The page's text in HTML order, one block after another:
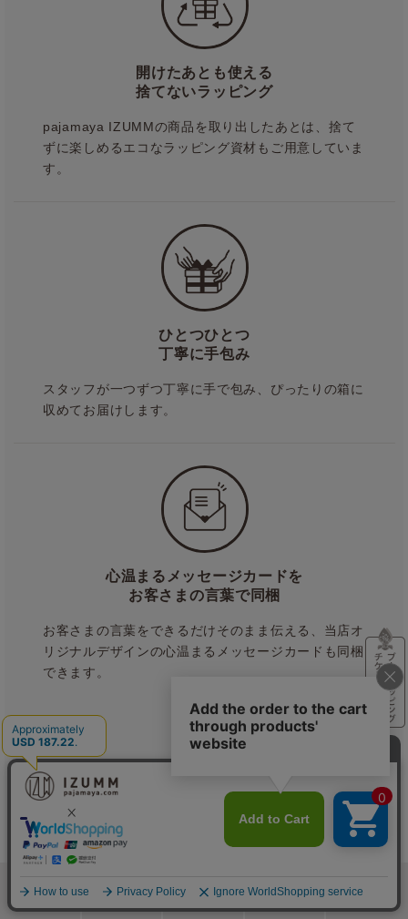
ホーム カート おねむりフェア
開けたあとも使える
捨てないラッピング
pajamaya IZUMMの商品を取り出したあとは、捨て
ずに楽しめるエコなラッピング資材もご用意していま
す。
ひとつひとつ
丁寧に手包み
スタッフが一つずつ丁寧に手で包み、ぴったりの箱に
収めてお届けします。
心温まるメッセージカードを
お客さまの言葉で同梱
お客さまの言葉をできるだけそのまま伝える、当店オ
リジナルデザインの心温まるメッセージカードも同梱
できます。
お問い合わせ・返品交換も
安心のサポート体制
返品交換は送料無料